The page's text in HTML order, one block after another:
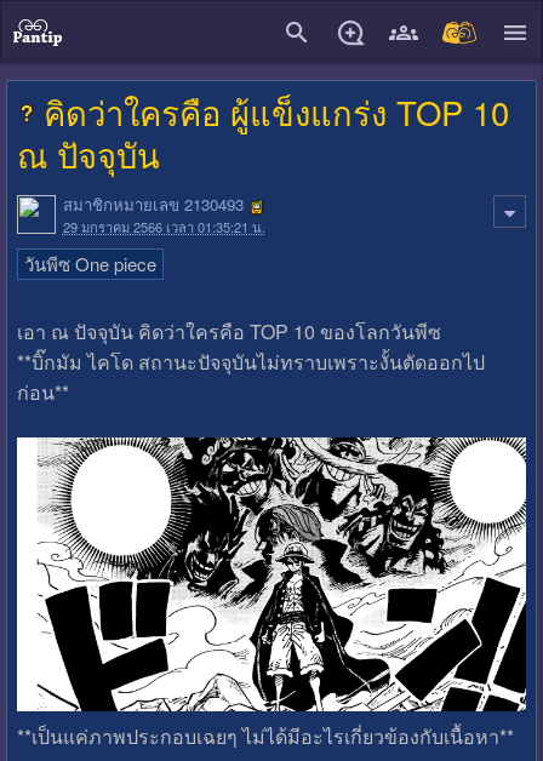
คิดว่าใครคือ ผู้แข็งแกร่ง TOP 10
ณ ปัจจุบัน
สมาชิกหมายเลข 2130493
29 มกราคม 2566 เวลา 01:35:21 น.
วันพีซ One piece
เอา ณ ปัจจุบัน คิดว่าใครคือ TOP 10 ของโลกวันพีซ
**บิ๊กมัม ไคโด สถานะปัจจุบันไม่ทราบเพราะงั้นตัดออกไป
ก่อน**
**เป็นแค่ภาพประกอบเฉยๆ ไม่ได้มีอะไรเกี่ยวข้องกับเนื้อหา**
close